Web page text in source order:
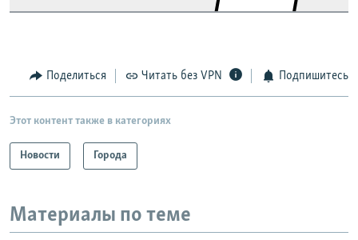
Поделиться Читать без VPN Подпишитесь
Этот контент также в категориях
Новости Города
Материалы по теме